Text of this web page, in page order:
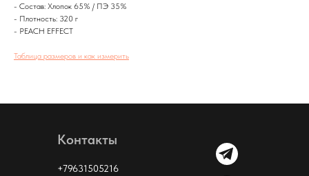
- Состав: Хлопок 65% / ПЭ 35%
- Плотность: 320 г
- PEACH EFFECT
Таблица размеров и как измерить
Контакты
+79631505216